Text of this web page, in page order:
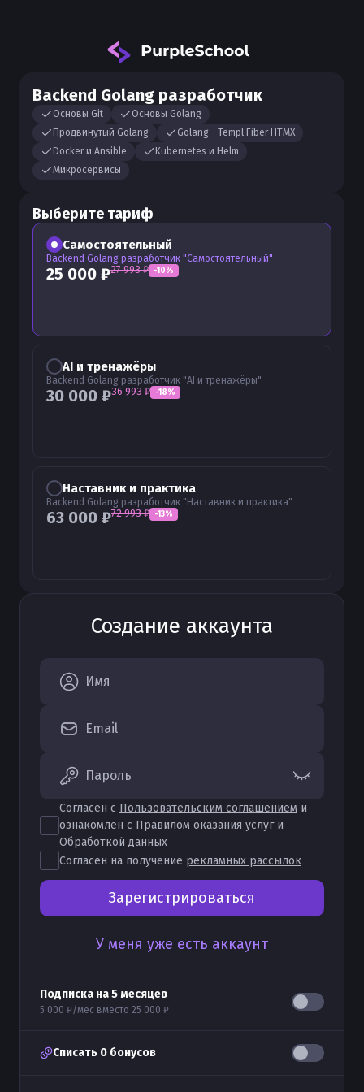
Backend Golang разработчик
Основы Git
Основы Golang
Продвинутый Golang
Golang - Templ Fiber HTMX
Docker и Ansible
Kubernetes и Helm
Микросервисы
Выберите тариф
Самостоятельный
Backend Golang разработчик "Самостоятельный"
25 000 ₽27 993₽ -10%
AI и тренажёры
Backend Golang разработчик "AI и тренажёры"
30 000 ₽36 993₽ -18%
Наставник и практика
Backend Golang разработчик "Наставник и практика"
63 000 ₽72 993₽ -13%
Создание аккаунта
Имя
Email
Пароль
Согласен с Пользовательским соглашением и
ознакомлен с Правилом оказания услуг и
Обработкой данных
Согласен на получение рекламных рассылок
Зарегистрироваться
У меня уже есть аккаунт
Подписка на5месяцев
5 000 ₽/мес вместо 25 000 ₽
Списать 0 бонусов